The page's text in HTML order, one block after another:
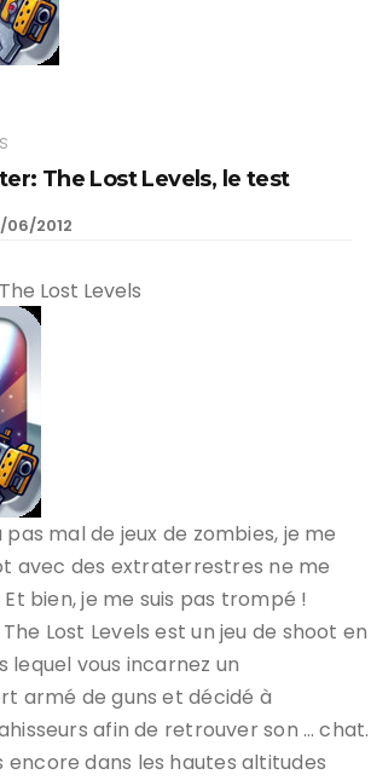
The Lost Levels, le test
06/2012
Lost Levels
mal de jeux de zombies, je me
avec des extraterrestres ne me
bien, je me suis pas trompé !
Lost Levels est un jeu de shoot en
lequel vous incarnez un
armé de guns et décidé à
afin de retrouver son … chat.
encore dans les hautes altitudes